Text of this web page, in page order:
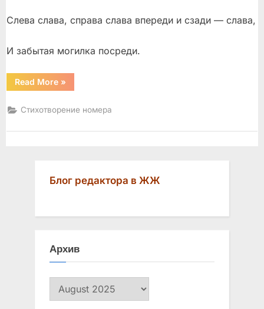
Слева слава, справа слава впереди и сзади — слава,
И забытая могилка посреди.
Read More“Новелла
Матвеева”
»
Стихотворение номера
Блог редактора в ЖЖ
Архив
Архив